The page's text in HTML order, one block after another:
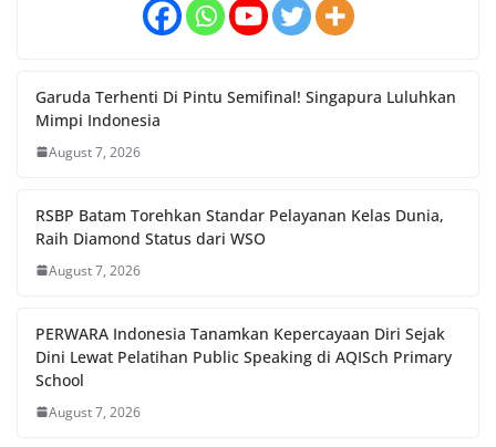
Garuda Terhenti Di Pintu Semifinal! Singapura Luluhkan
Mimpi Indonesia
August 7, 2026
RSBP Batam Torehkan Standar Pelayanan Kelas Dunia,
Raih Diamond Status dari WSO
August 7, 2026
PERWARA Indonesia Tanamkan Kepercayaan Diri Sejak
Dini Lewat Pelatihan Public Speaking di AQISch Primary
School
August 7, 2026